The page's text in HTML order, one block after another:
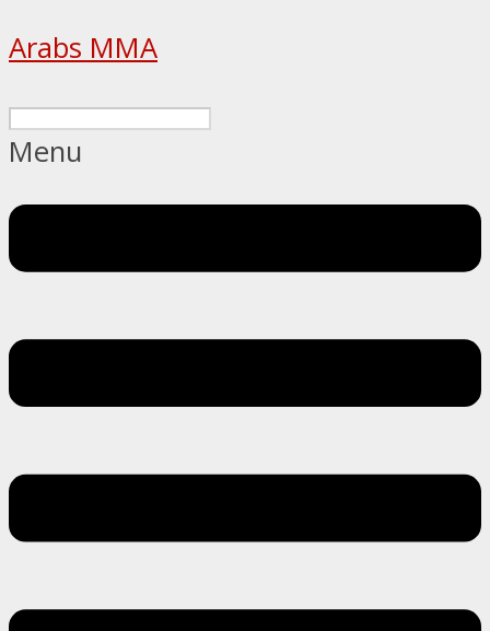
Arabs MMA
Menu